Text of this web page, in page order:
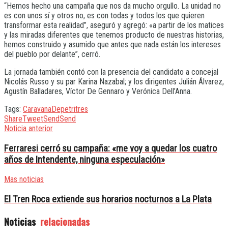
“Hemos hecho una campaña que nos da mucho orgullo. La unidad no
es con unos sí y otros no, es con todas y todos los que quieren
transformar esta realidad”, aseguró y agregó: «a partir de los matices
y las miradas diferentes que tenemos producto de nuestras historias,
hemos construido y asumido que antes que nada están los intereses
del pueblo por delante”, cerró.
La jornada también contó con la presencia del candidato a concejal
Nicolás Russo y su par Karina Nazabal; y los dirigentes Julián Álvarez,
Agustín Balladares, Víctor De Gennaro y Verónica Dell’Anna.
Tags: CaravanaDepetritres
ShareTweetSendSend
Noticia anterior
Ferraresi cerró su campaña: «me voy a quedar los cuatro
años de Intendente, ninguna especulación»
Mas noticias
El Tren Roca extiende sus horarios nocturnos a La Plata
Noticias relacionadas